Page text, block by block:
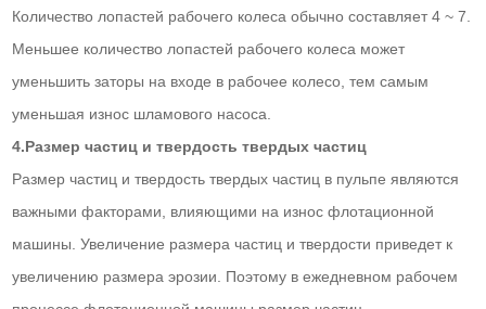
Количество лопастей рабочего колеса обычно составляет 4 ~ 7.
Меньшее количество лопастей рабочего колеса может
уменьшить заторы на входе в рабочее колесо, тем самым
уменьшая износ шламового насоса.
4.Размер частиц и твердость твердых частиц
Размер частиц и твердость твердых частиц в пульпе являются
важными факторами, влияющими на износ флотационной
машины. Увеличение размера частиц и твердости приведет к
увеличению размера эрозии. Поэтому в ежедневном рабочем